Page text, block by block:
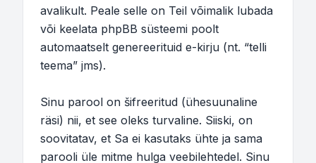
avalikult. Peale selle on Teil võimalik lubada
või keelata phpBB süsteemi poolt
automaatselt genereerituid e-kirju (nt. “telli
teema” jms).
Sinu parool on šifreeritud (ühesuunaline
räsi) nii, et see oleks turvaline. Siiski, on
soovitatav, et Sa ei kasutaks ühte ja sama
parooli üle mitme hulga veebilehtedel. Sinu